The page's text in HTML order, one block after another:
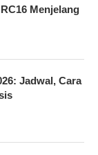
Menjelang
Jadwal, Cara